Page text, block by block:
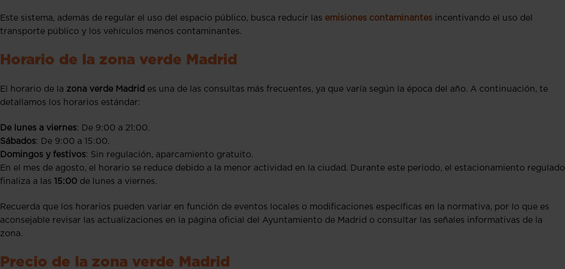
Este sistema, además de regular el uso del espacio público, busca reducir las emisiones contaminantes incentivando el uso del
transporte público y los vehículos menos contaminantes.
Horario de la zona verde Madrid
El horario de la zona verde Madrid es una de las consultas más frecuentes, ya que varía según la época del año. A continuación, te
detallamos los horarios estándar:
De lunes a viernes: De 9:00 a 21:00.
Sábados: De 9:00 a 15:00.
Domingos y festivos: Sin regulación, aparcamiento gratuito.
En el mes de agosto, el horario se reduce debido a la menor actividad en la ciudad. Durante este periodo, el estacionamiento regulado
finaliza a las 15:00 de lunes a viernes.
Recuerda que los horarios pueden variar en función de eventos locales o modificaciones específicas en la normativa, por lo que es
aconsejable revisar las actualizaciones en la página oficial del Ayuntamiento de Madrid o consultar las señales informativas de la
zona.
Precio de la zona verde Madrid